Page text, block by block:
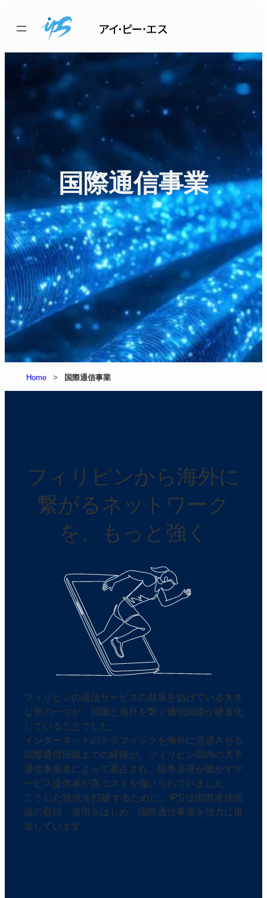
ス
国際通信事業
Home > 国際通信事業
フィリピンから海外に
繋がるネットワーク
を、もっと強く
フィリピンの通信サービスの発展を妨げている大き
な壁の一つが、同国と海外を繋ぐ通信回線が硬直化
していることでした。
インターネットのトラフィックを海外に流通させる
国際通信回線までの経路が、フィリピン国内の大手
通信事業者によって寡占され、競争原理が働かずサ
ービス提供者が高コストを強いられていました。
こうした状況を打破するために、IPSは国際通信回
線の取得・運用をはじめ、国際通信事業を強力に推
進しています。